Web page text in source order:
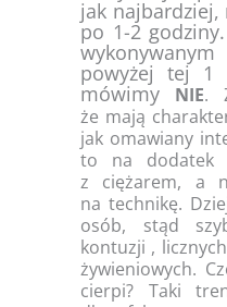
jak najbardziej,
po 1-2
powyżej tej 1
mówimy NIE.
że mają
jak omawiany
to na dodatek
z ciężarem, a
na technikę.
osób, stąd
kontuzji ,
żywieniowych.
cierpi? Taki